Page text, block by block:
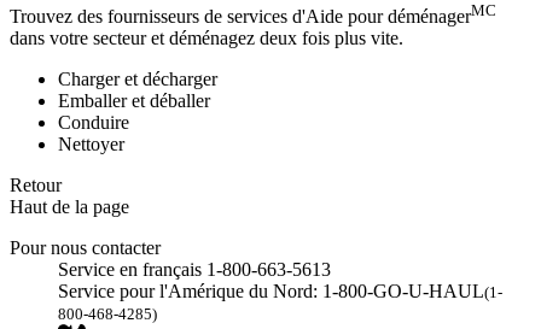
Trouvez des fournisseurs de services d'Aide pour déménagerMC
dans votre secteur et déménagez deux fois plus vite.
Charger et décharger
Emballer et déballer
Conduire
Nettoyer
Retour
Haut de la page
Pour nous contacter
Service en français 1-800-663-5613
Service pour l'Amérique du Nord: 1-800-GO-U-HAUL(1-
800-468-4285)